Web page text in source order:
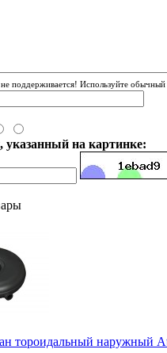
поддерживается! Используйте обычный
указанный на картинке:
тороидальный наружный